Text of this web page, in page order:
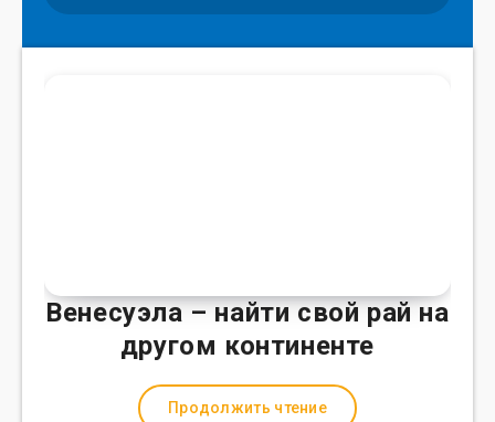
Венесуэла – найти свой рай на
другом континенте
Продолжить чтение